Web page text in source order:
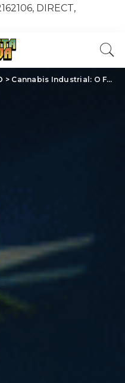
DIRECT,
> Cannabis Industrial: O Futuro Sustentável Que Você Precisa Conhecer